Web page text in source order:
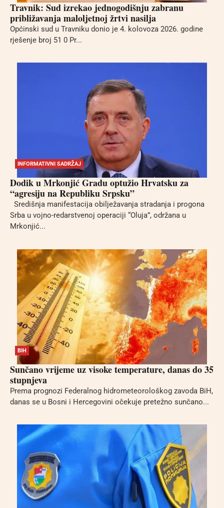
Travnik: Sud izrekao jednogodišnju zabranu
približavanja maloljetnoj žrtvi nasilja
Općinski sud u Travniku donio je 4. kolovoza 2026. godine
rješenje broj 51 0 Pr...
INFORMATIVNI SADRŽAJ
Dodik u Mrkonjić Gradu optužio Hrvatsku za
“agresiju na Republiku Srpsku”
Središnja manifestacija obilježavanja stradanja i progona
Srba u vojno-redarstvenoj operaciji “Oluja”, održana u
Mrkonjić...
BIH
Sunčano vrijeme uz visoke temperature, danas do 35
stupnjeva
Prema prognozi Federalnog hidrometeorološkog zavoda BiH,
danas se u Bosni i Hercegovini očekuje pretežno sunčano...